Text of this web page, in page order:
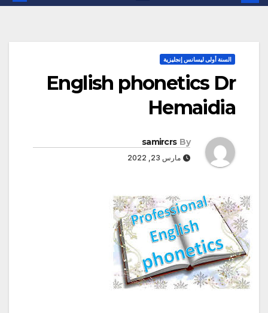
السنة أولى ليسانس إنجليزية
English phonetics Dr
Hemaidia
By
samircrs
مارس 23, 2022